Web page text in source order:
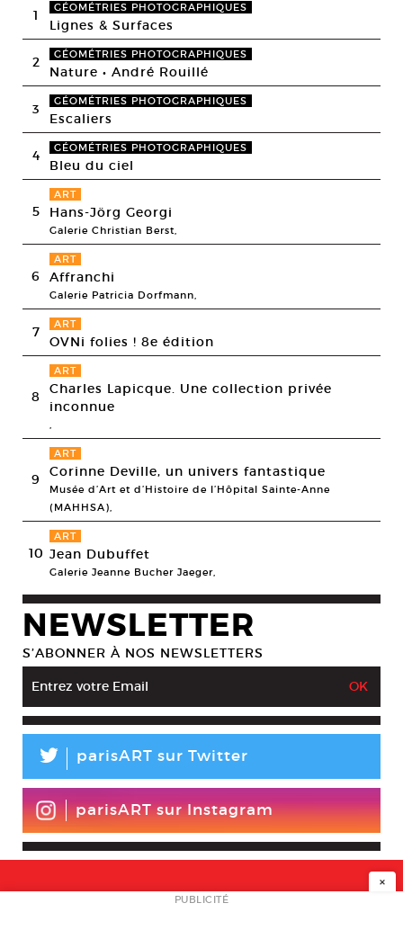
1 GÉOMÉTRIES PHOTOGRAPHIQUES
Lignes & Surfaces
2 GÉOMÉTRIES PHOTOGRAPHIQUES
Nature • André Rouillé
3 GÉOMÉTRIES PHOTOGRAPHIQUES
Escaliers
4 GÉOMÉTRIES PHOTOGRAPHIQUES
Bleu du ciel
5
ART
Hans-Jörg Georgi
Galerie Christian Berst,
6
ART
Affranchi
Galerie Patricia Dorfmann,
7 ART
OVNi folies ! 8e édition
8
ART
Charles Lapicque. Une collection privée
inconnue
,
9
ART
Corinne Deville, un univers fantastique
Musée d’Art et d’Histoire de l’Hôpital Sainte-Anne
(MAHHSA),
10
ART
Jean Dubuffet
Galerie Jeanne Bucher Jaeger,
NEWSLETTER
S’ABONNER À NOS NEWSLETTERS
L parisART sur Twitter
parisART sur Instagram
NEWSLETTER
×
PUBLICITÉ